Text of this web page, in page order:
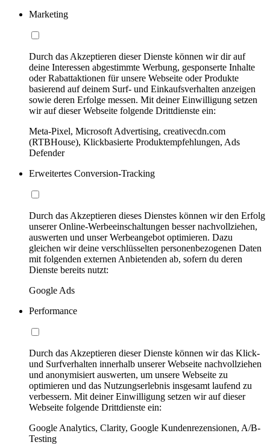
Marketing
Durch das Akzeptieren dieser Dienste können wir dir auf
deine Interessen abgestimmte Werbung, gesponserte Inhalte
oder Rabattaktionen für unsere Webseite oder Produkte
basierend auf deinem Surf- und Einkaufsverhalten anzeigen
sowie deren Erfolge messen. Mit deiner Einwilligung setzen
wir auf dieser Webseite folgende Drittdienste ein:
Meta-Pixel, Microsoft Advertising, creativecdn.com
(RTBHouse), Klickbasierte Produktempfehlungen, Ads
Defender
Erweitertes Conversion-Tracking
Durch das Akzeptieren dieses Dienstes können wir den Erfolg
unserer Online-Werbeeinschaltungen besser nachvollziehen,
auswerten und unser Werbeangebot optimieren. Dazu
gleichen wir deine verschlüsselten personenbezogenen Daten
mit folgenden externen Anbietenden ab, sofern du deren
Dienste bereits nutzt:
Google Ads
Performance
Durch das Akzeptieren dieser Dienste können wir das Klick-
und Surfverhalten innerhalb unserer Webseite nachvollziehen
und anonymisiert auswerten, um unsere Webseite zu
optimieren und das Nutzungserlebnis insgesamt laufend zu
verbessern. Mit deiner Einwilligung setzen wir auf dieser
Webseite folgende Drittdienste ein:
Google Analytics, Clarity, Google Kundenrezensionen, A/B-
Testing